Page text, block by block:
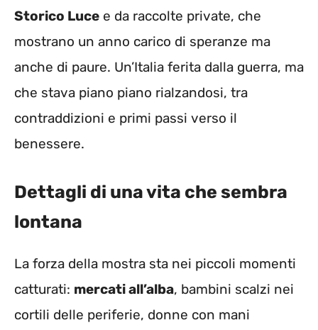
Storico Luce e da raccolte private, che
mostrano un anno carico di speranze ma
anche di paure. Un’Italia ferita dalla guerra, ma
che stava piano piano rialzandosi, tra
contraddizioni e primi passi verso il
benessere.
Dettagli di una vita che sembra
lontana
La forza della mostra sta nei piccoli momenti
catturati: mercati all’alba, bambini scalzi nei
cortili delle periferie, donne con mani